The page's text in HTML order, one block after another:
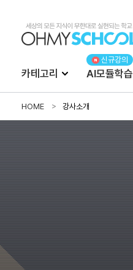
카테고리 AI모듈학습
HOME 강사소개